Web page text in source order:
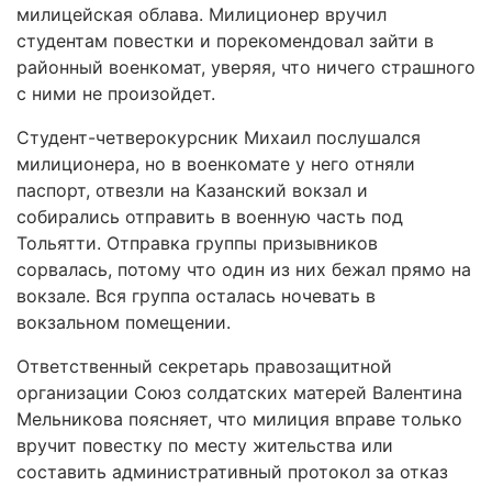
милицейская облава. Милиционер вручил
студентам повестки и порекомендовал зайти в
районный военкомат, уверяя, что ничего страшного
с ними не произойдет.
Студент-четверокурсник Михаил послушался
милиционера, но в военкомате у него отняли
паспорт, отвезли на Казанский вокзал и
собирались отправить в военную часть под
Тольятти. Отправка группы призывников
сорвалась, потому что один из них бежал прямо на
вокзале. Вся группа осталась ночевать в
вокзальном помещении.
Ответственный секретарь правозащитной
организации Союз солдатских матерей Валентина
Мельникова поясняет, что милиция вправе только
вручит повестку по месту жительства или
составить административный протокол за отказ